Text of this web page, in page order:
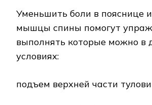
Уменьшить боли в пояснице
мышцы спины помогут
выполнять которые можно в
условиях:
подъем верхней части